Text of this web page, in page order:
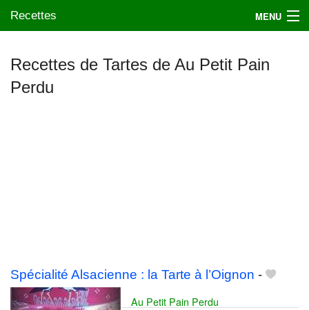
Recettes MENU
Mes blogs préférés
Recettes de Tartes de Au Petit Pain
Perdu
Spécialité Alsacienne : la Tarte à l’Oignon -
Au Petit Pain Perdu